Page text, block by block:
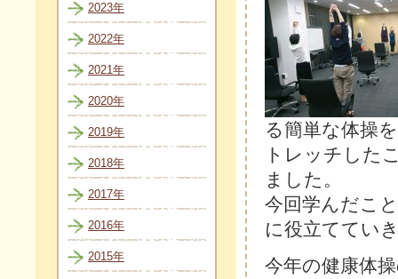
る簡単な体操
トレッチした
ました。
今回学んだこ
に役立ててい
今年の健康体
2023年
2022年
2021年
2020年
2019年
2018年
2017年
2016年
2015年